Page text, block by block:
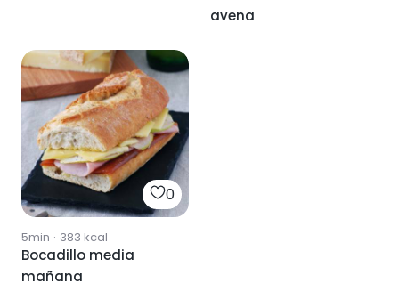
avena
0
5min · 383 kcal
Bocadillo media
mañana